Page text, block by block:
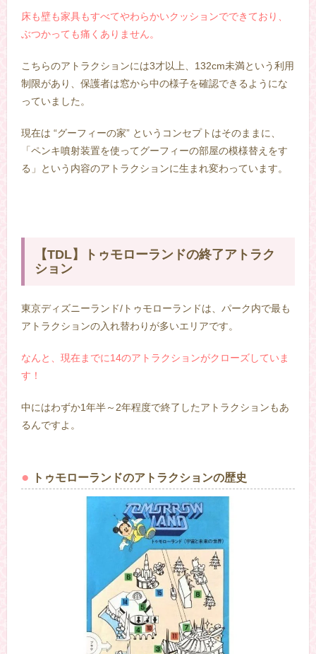
床も壁も家具もすべてやわらかいクッションでできており、
ぶつかっても痛くありません。
こちらのアトラクションには3才以上、132cm未満という利用
制限があり、保護者は窓から中の様子を確認できるようにな
っていました。
現在は “グーフィーの家” というコンセプトはそのままに、
「ペンキ噴射装置を使ってグーフィーの部屋の模様替えをす
る」という内容のアトラクションに生まれ変わっています。
【TDL】トゥモローランドの終了アトラク
ション
東京ディズニーランド/トゥモローランドは、パーク内で最も
アトラクションの入れ替わりが多いエリアです。
なんと、現在までに14のアトラクションがクローズしていま
す！
中にはわずか1年半～2年程度で終了したアトラクションもあ
るんですよ。
トゥモローランドのアトラクションの歴史